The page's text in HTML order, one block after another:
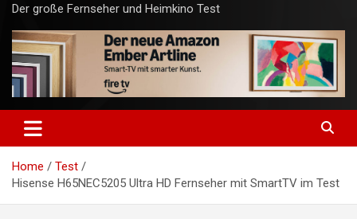
Der große Fernseher und Heimkino Test
Home
Test
Hisense H65NEC5205 Ultra HD Fernseher mit SmartTV im Test